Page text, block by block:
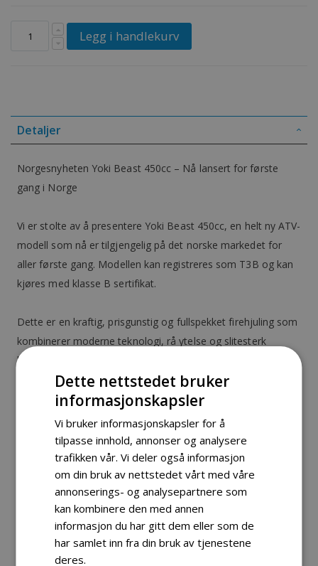
Legg i handlekurv
Detaljer
Norgesnyheten Yoki Beast 450cc – Nå lansert for første
gang i Norge
Vi er stolte av å presentere Yoki Beast 450cc, en helt ny ATV-
modell som nå er tilgjengelig på det norske markedet for
aller første gang. Modellen kan registreres som T3B og kan
kjøres med klasse B sertifikat.
Dette er en kraftig, prisgunstig og fullspekket firehjuling som
kombinerer moderne teknologi, rå ytelse og slitesterk
konstruksjon – utviklet med norske forhold i tankene.
Mye ATV for pengeneYoki Beast 450cc leveres med en
rekke standardfunksjoner og utstyr som vanligvis er
forbeholdt dyrere modeller. Her får du blant annet uavhengig
fjæring foran og bak med doble A-armer, solide
skivebremser, robust rammeverk og et kraftig 450cc
firetaktsmotor med vannkjøling. Dette gir deg en ATV som
håndterer både arbeid og fritid med presisjon og kraft.
Utviklet i samarbeid med YamahaYoki er utviklet i tett
samarbeid med anerkjente Yamaha, noe som gir deg ekstra
Dette nettstedet bruker
informasjonskapsler
Vi bruker informasjonskapsler for å
tilpasse innhold, annonser og analysere
trafikken vår. Vi deler også informasjon
om din bruk av nettstedet vårt med våre
annonserings- og analysepartnere som
kan kombinere den med annen
informasjon du har gitt dem eller som de
har samlet inn fra din bruk av tjenestene
deres.